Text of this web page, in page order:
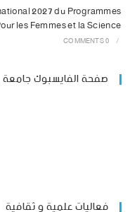
2027 du Programmes
les Femmes et la Science
/
0 COMMENTS
صفحة الفايسبوك جامعة